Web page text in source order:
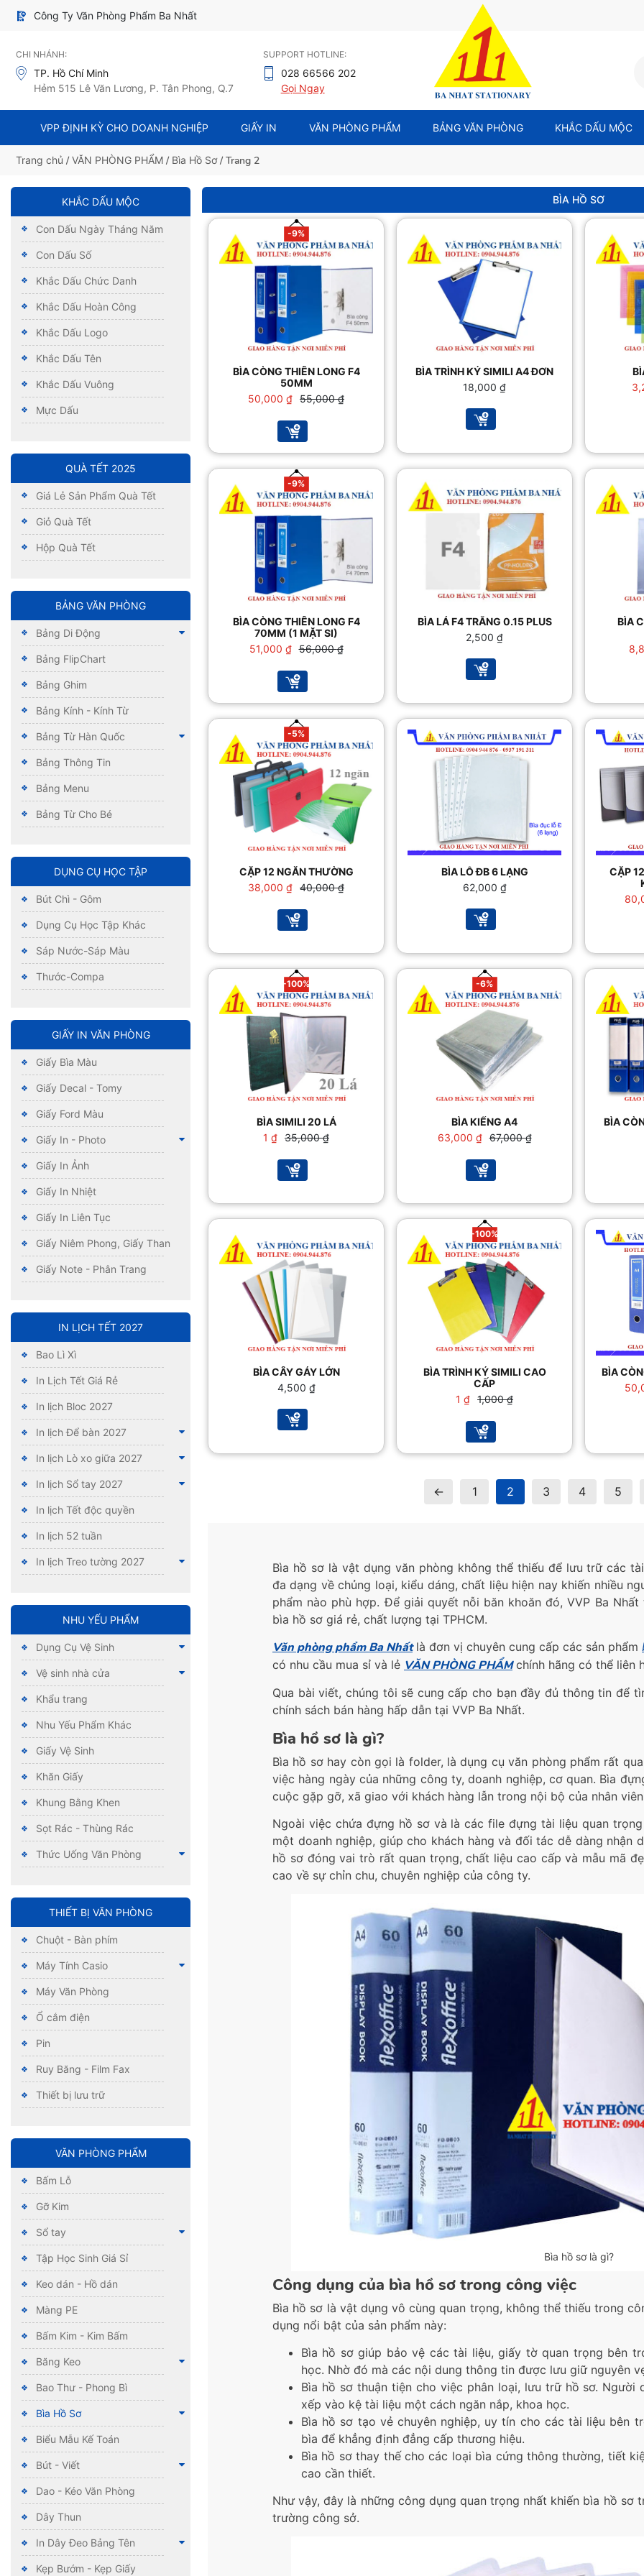
Công Ty Văn Phòng Phẩm Ba Nhất
CHI NHÁNH:
TP. Hồ Chí Minh
Hẻm 515 Lê Văn Lương, P. Tân Phong, Q.7
SUPPORT HOTLINE:
028 66566 202
Gọi Ngay
VPP ĐỊNH KỲ CHO DOANH NGHIỆP GIẤY IN VĂN PHÒNG PHẨM BẢNG VĂN PHÒNG KHẮC DẤU MỘC
Trang chủ /VĂN PHÒNG PHẨM / Bìa Hồ Sơ/ Trang 2
KHẮC DẤU MỘC
Con Dấu Ngày Tháng Năm
Con Dấu Số
Khắc Dấu Chức Danh
Khắc Dấu Hoàn Công
Khắc Dấu Logo
Khắc Dấu Tên
Khắc Dấu Vuông
Mực Dấu
QUÀ TẾT 2025
Giá Lẻ Sản Phẩm Quà Tết
Giỏ Quà Tết
Hộp Quà Tết
BẢNG VĂN PHÒNG
Bảng Di Động
Bảng FlipChart
Bảng Ghim
Bảng Kính - Kính Từ
Bảng Từ Hàn Quốc
Bảng Thông Tin
Bảng Menu
Bảng Từ Cho Bé
DỤNG CỤ HỌC TẬP
Bút Chì - Gôm
Dụng Cụ Học Tập Khác
Sáp Nước-Sáp Màu
Thước-Compa
GIẤY IN VĂN PHÒNG
Giấy Bìa Màu
Giấy Decal - Tomy
Giấy Ford Màu
Giấy In - Photo
Giấy In Ảnh
Giấy In Nhiệt
Giấy In Liên Tục
Giấy Niêm Phong, Giấy Than
Giấy Note - Phân Trang
IN LỊCH TẾT 2027
Bao Lì Xì
In Lịch Tết Giá Rẻ
In lịch Bloc 2027
In lịch Để bàn 2027
In lịch Lò xo giữa 2027
In lịch Sổ tay 2027
In lịch Tết độc quyền
In lịch 52 tuần
In lịch Treo tường 2027
NHU YẾU PHẨM
Dụng Cụ Vệ Sinh
Vệ sinh nhà cửa
Khẩu trang
Nhu Yếu Phẩm Khác
Giấy Vệ Sinh
Khăn Giấy
Khung Bằng Khen
Sọt Rác - Thùng Rác
Thức Uống Văn Phòng
THIẾT BỊ VĂN PHÒNG
Chuột - Bàn phím
Máy Tính Casio
Máy Văn Phòng
Ổ cắm điện
Pin
Ruy Băng - Film Fax
Thiết bị lưu trữ
VĂN PHÒNG PHẨM
Bấm Lỗ
Gỡ Kim
Sổ tay
Tập Học Sinh Giá Sỉ
Keo dán - Hồ dán
Màng PE
Bấm Kim - Kim Bấm
Băng Keo
Bao Thư - Phong Bì
Bìa Hồ Sơ
Biểu Mẫu Kế Toán
Bút - Viết
Dao - Kéo Văn Phòng
Dây Thun
In Dây Đeo Bảng Tên
Kẹp Bướm - Kẹp Giấy
BÌA HỒ SƠ
-9%
BÌA CÒNG THIÊN LONG F4
50MM
55,000₫
Giá
là:
55,000 ₫.
50,000 ₫ Giá
tại
là:
BÌA TRÌNH KÝ SIMILI A4 ĐƠN
18,000 ₫
-9%
BÌA CÒNG THIÊN LONG F4
70MM (1 MẶT SI)
56,000₫
Giá
là:
56,000 ₫.
51,000 ₫ Giá
tại
là:
BÌA LÁ F4 TRẮNG 0.15 PLUS
2,500 ₫
BÌA
-5%
CẶP 12 NGĂN THƯỜNG
40,000₫
Giá
là:
40,000 ₫.
38,000 ₫ Giá
tại
là:
BÌA LỖ ĐB 6 LẠNG
62,000 ₫
CẶP
-100%
BÌA SIMILI 20 LÁ
35,000₫
Giá
là:
35,000 ₫.
1 ₫
Giá
tại
là:
-6%
BÌA KIẾNG A4
67,000₫
Giá
là:
67,000 ₫.
63,000 ₫ Giá
tại
là:
BÌA
BÌA CÂY GÁY LỚN
4,500 ₫
-100%
BÌA TRÌNH KÝ SIMILI CAO
CẤP
1,000₫
Giá
là:
1,000 ₫.
1 ₫
Giá
tại
là:
BÌA
← 1 2 3 4 5
Bìa hồ sơ là vật dụng văn phòng không thể thiếu để lưu trữ các
đa dạng về chủng loại, kiểu dáng, chất liệu hiện nay khiến nhiều
phẩm nào phù hợp. Để giải quyết nỗi băn khoăn đó, VVP Ba
bìa hồ sơ giá rẻ, chất lượng tại TPHCM.
Văn phòng phẩm Ba Nhấtlà đơn vị chuyên cung cấp các sản phẩm
có nhu cầu mua sỉ và lẻ VĂN PHÒNG PHẨMchính hãng có thể liên
Qua bài viết, chúng tôi sẽ cung cấp cho bạn đầy đủ thông tin để
chính sách bán hàng hấp dẫn tại VVP Ba Nhất.
Bìa hồ sơ là gì?
Bìa hồ sơ hay còn gọi là folder, là dụng cụ văn phòng phẩm rất
việc hàng ngày của những công ty, doanh nghiệp, cơ quan. Bìa
cuộc gặp gỡ, xã giao với khách hàng lẫn trong nội bộ của nhân
Ngoài việc chứa đựng hồ sơ và là các file đựng tài liệu quan
một doanh nghiệp, giúp cho khách hàng và đối tác dễ dàng nhận
hồ sơ đóng vai trò rất quan trọng, chất liệu cao cấp và mẫu mã
cao về sự chỉn chu, chuyên nghiệp của công ty.
Bìa hồ sơ là gì?
Công dụng của bìa hồ sơ trong công việc
Bìa hồ sơ là vật dụng vô cùng quan trọng, không thể thiếu trong
dụng nổi bật của sản phẩm này:
Bìa hồ sơ giúp bảo vệ các tài liệu, giấy tờ quan trọng bên
học. Nhờ đó mà các nội dung thông tin được lưu giữ nguyên
Bìa hồ sơ thuận tiện cho việc phân loại, lưu trữ hồ sơ. Người
xếp vào kệ tài liệu một cách ngăn nắp, khoa học.
Bìa hồ sơ tạo vẻ chuyên nghiệp, uy tín cho các tài liệu bên
bìa để khẳng định đẳng cấp thương hiệu.
Bìa hồ sơ thay thế cho các loại bìa cứng thông thường, tiết
cao cần thiết.
Như vậy, đây là những công dụng quan trọng nhất khiến bìa hồ
trường công sở.